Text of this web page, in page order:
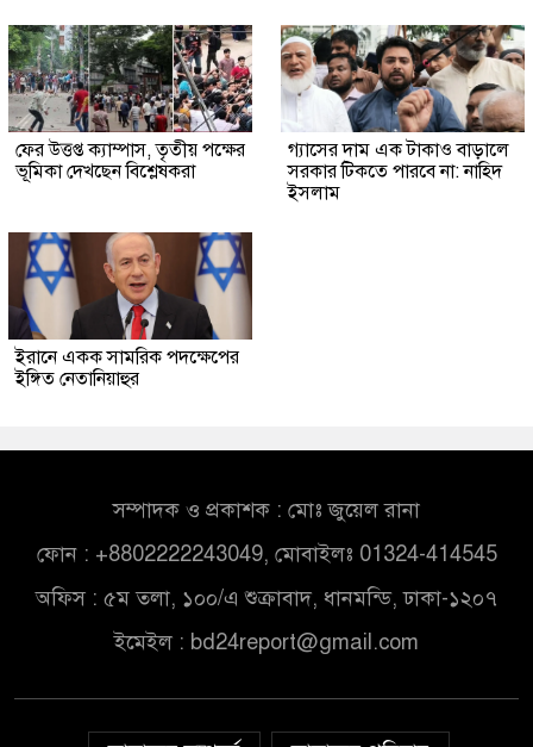
ফের উত্তপ্ত ক্যাম্পাস, তৃতীয় পক্ষের
ভূমিকা দেখছেন বিশ্লেষকরা
গ্যাসের দাম এক টাকাও বাড়ালে
সরকার টিকতে পারবে না: নাহিদ
ইসলাম
ইরানে একক সামরিক পদক্ষেপের
ইঙ্গিত নেতানিয়াহুর
সম্পাদক ও প্রকাশক : মোঃ জুয়েল রানা
ফোন : +8802222243049, মোবাইলঃ 01324-414545
অফিস : ৫ম তলা, ১০০/এ শুক্রাবাদ, ধানমন্ডি, ঢাকা-১২০৭
ইমেইল : bd24report@gmail.com